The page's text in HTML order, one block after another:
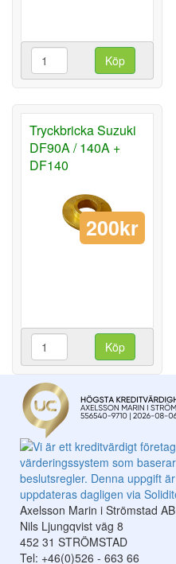
Köp
Tryckbricka Suzuki
DF90A / 140A +
DF140
200kr
Köp
Axelsson Marin i Strömstad AB
Nils Ljungqvist väg 8
452 31 STRÖMSTAD
Tel: +46(0)526 - 663 66